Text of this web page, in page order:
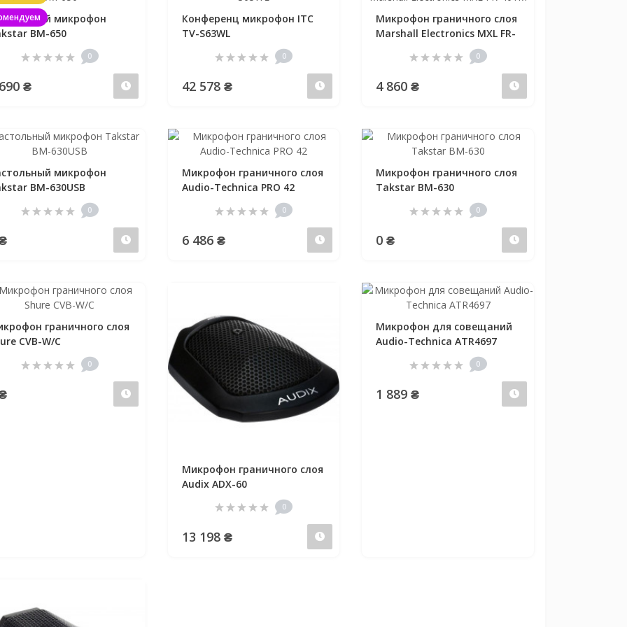
микрофон
BM-650
0
₴ Предзаказ
Конференц микрофон ITC
TV-S63WL
0
42 578 ₴ Предзаказ
Микрофон граничного слоя
Marshall Electronics MXL FR-
0
4 860 ₴
микрофон
BM-630USB
0
Предзаказ
Микрофон граничного слоя
Audio-Technica PRO 42
0
6 486 ₴ Предзаказ
Микрофон граничного слоя
Takstar BM-630
0
0 ₴
граничного слоя
CVB-W/C
0
Предзаказ
Микрофон граничного слоя
Audix ADX-60
0
13 198 ₴
Микрофон для совещаний
Audio-Technica ATR4697
0
1 889 ₴